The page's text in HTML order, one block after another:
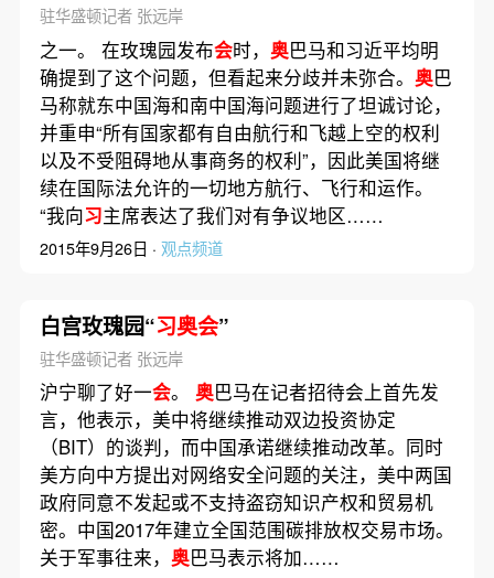
驻华盛顿记者 张远岸
之一。 在玫瑰园发布会时， 奥巴马和习近平均明
确提到了这个问题，但看起来分歧并未弥合。 奥巴
马称就东中国海和南中国海问题进行了坦诚讨论，
并重申“所有国家都有自由航行和飞越上空的权利
以及不受阻碍地从事商务的权利”，因此美国将继
续在国际法允许的一切地方航行、飞行和运作。
“我向习主席表达了我们对有争议地区……
2015年9月26日 · 观点频道
白宫玫瑰园“习奥会”
驻华盛顿记者 张远岸
沪宁聊了好一会。 奥巴马在记者招待会上首先发
言，他表示，美中将继续推动双边投资协定
（BIT）的谈判，而中国承诺继续推动改革。同时
美方向中方提出对网络安全问题的关注，美中两国
政府同意不发起或不支持盗窃知识产权和贸易机
密。中国2017年建立全国范围碳排放权交易市场。
关于军事往来， 奥巴马表示将加……